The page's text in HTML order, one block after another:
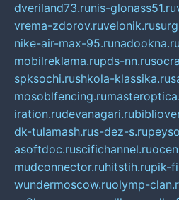
dveriland73.runis-glonass51.ru
vrema-zdorov.ruvelonik.ru
nike-air-max-95.runadookna.ru
mobilreklama.rupds-nn.ru
spksochi.rushkola-klassika.ru
mosoblfencing.ru
iration.rudevanagari.ru
dk-tulamash.rus-dez-s.ru
asoftdoc.ruscifichannel.ru
mudconnector.ruhitstih.rupik-
wundermoscow.ruolymp-